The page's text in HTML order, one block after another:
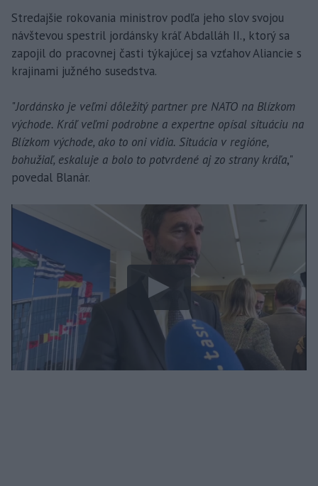
Stredajšie rokovania ministrov podľa jeho slov svojou
návštevou spestril jordánsky kráľ Abdalláh II., ktorý sa
zapojil do pracovnej časti týkajúcej sa vzťahov Aliancie s
krajinami južného susedstva.
"Jordánsko je veľmi dôležitý partner pre NATO na Blízkom
východe. Kráľ veľmi podrobne a expertne opísal situáciu na
Blízkom východe, ako to oni vidia. Situácia v regióne,
bohužiaľ, eskaluje a bolo to potvrdené aj zo strany kráľa,"
povedal Blanár.